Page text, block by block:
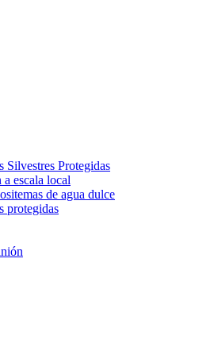
Silvestres Protegidas
escala local
de agua dulce
protegidas